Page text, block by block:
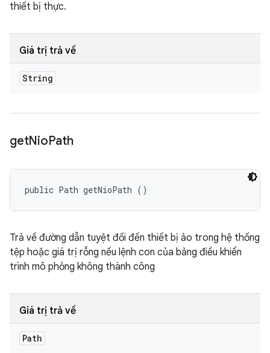
thiết bị thực.
Giá trị trả về
String
getNioPath
public Path getNioPath ()
Trả về đường dẫn tuyệt đối đến thiết bị ảo trong hệ thống
tệp hoặc giá trị rỗng nếu lệnh con của bảng điều khiển
trình mô phỏng không thành công
Giá trị trả về
Path